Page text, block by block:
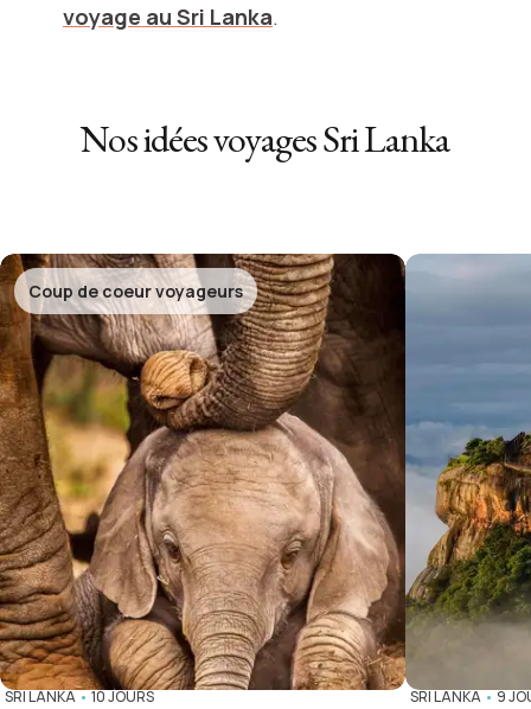
voyage au Sri Lanka.
Nos idées voyagesSri Lanka
Coup de coeur voyageurs
SRI LANKA•10 JOURS SRI LANKA•9